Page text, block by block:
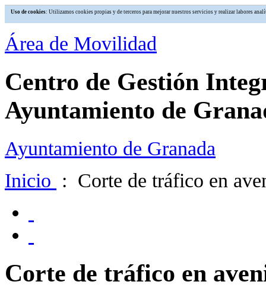
Uso de cookies: Utilizamos cookies propias y de terceros para mejorar nuestros servicios y realizar labores
Área de Movilidad
Centro de Gestión
Ayuntamiento de
Ayuntamiento de Granada
Inicio : Corte de tráfico en
Corte de tráfico en